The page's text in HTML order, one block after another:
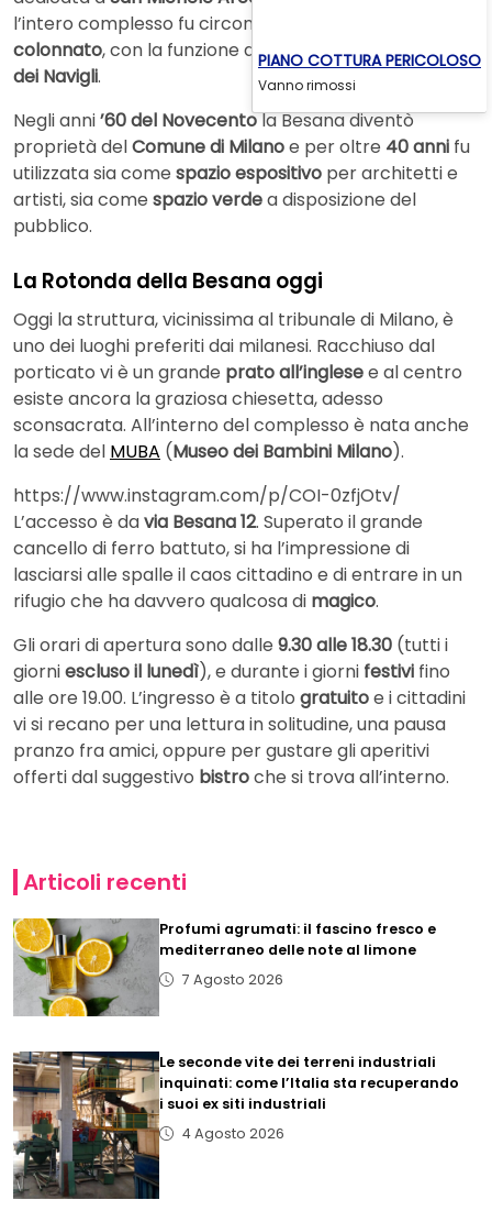
l’intero complesso fu circondato da un
colonnato, con la funzione di protezione dallepiene
dei Navigli.
Negli anni’60 del Novecentola Besana diventò
proprietà delComune di Milanoe per oltre 40 anni fu
utilizzata sia come spazio espositivo per architetti e
artisti, sia come spazio verdea disposizione del
pubblico.
La Rotonda della Besana oggi
Oggi la struttura, vicinissima al tribunale di Milano, è
uno dei luoghi preferiti dai milanesi. Racchiuso dal
porticato vi è un grande prato all’inglesee al centro
esiste ancora la graziosa chiesetta, adesso
sconsacrata. All’interno del complesso è nata anche
la sede del MUBA (Museo dei Bambini Milano).
https://www.instagram.com/p/COI-0zfjOtv/
L’accesso è davia Besana 12. Superato il grande
cancello di ferro battuto, si ha l’impressione di
lasciarsi alle spalle il caos cittadino e di entrare in un
rifugio che ha davvero qualcosa di magico.
Gli orari di apertura sono dalle 9.30 alle 18.30 (tutti i
giorniescluso il lunedì), e durante i giorni festivi fino
alle ore 19.00. L’ingresso è a titolo gratuitoe i cittadini
vi si recano per una lettura in solitudine, una pausa
pranzo fra amici, oppure per gustare gli aperitivi
offerti dal suggestivo bistroche si trova all’interno.
Articoli recenti
Profumi agrumati: il fascino fresco e
mediterraneo delle note al limone
7 Agosto 2026
Le seconde vite dei terreni industriali
inquinati: come l’Italia sta recuperando
i suoi ex siti industriali
4 Agosto 2026
PIANO COTTURA PERICOLOSO
Vanno rimossi